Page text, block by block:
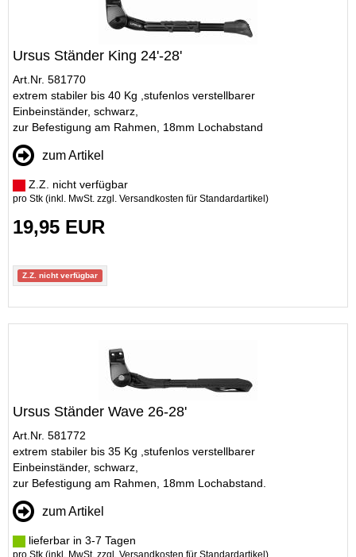
Ursus Ständer King 24'-28'
Art.Nr. 581770
extrem stabiler bis 40 Kg ,stufenlos verstellbarer
Einbeinständer, schwarz,
zur Befestigung am Rahmen, 18mm Lochabstand
zum Artikel
Z.Z. nicht verfügbar
pro Stk (inkl. MwSt. zzgl. Versandkosten für Standardartikel )
19,95 EUR
Z.Z. nicht verfügbar
Ursus Ständer Wave 26-28'
Art.Nr. 581772
extrem stabiler bis 35 Kg ,stufenlos verstellbarer
Einbeinständer, schwarz,
zur Befestigung am Rahmen, 18mm Lochabstand.
zum Artikel
lieferbar in 3-7 Tagen
pro Stk (inkl. MwSt. zzgl. Versandkosten für Standardartikel )